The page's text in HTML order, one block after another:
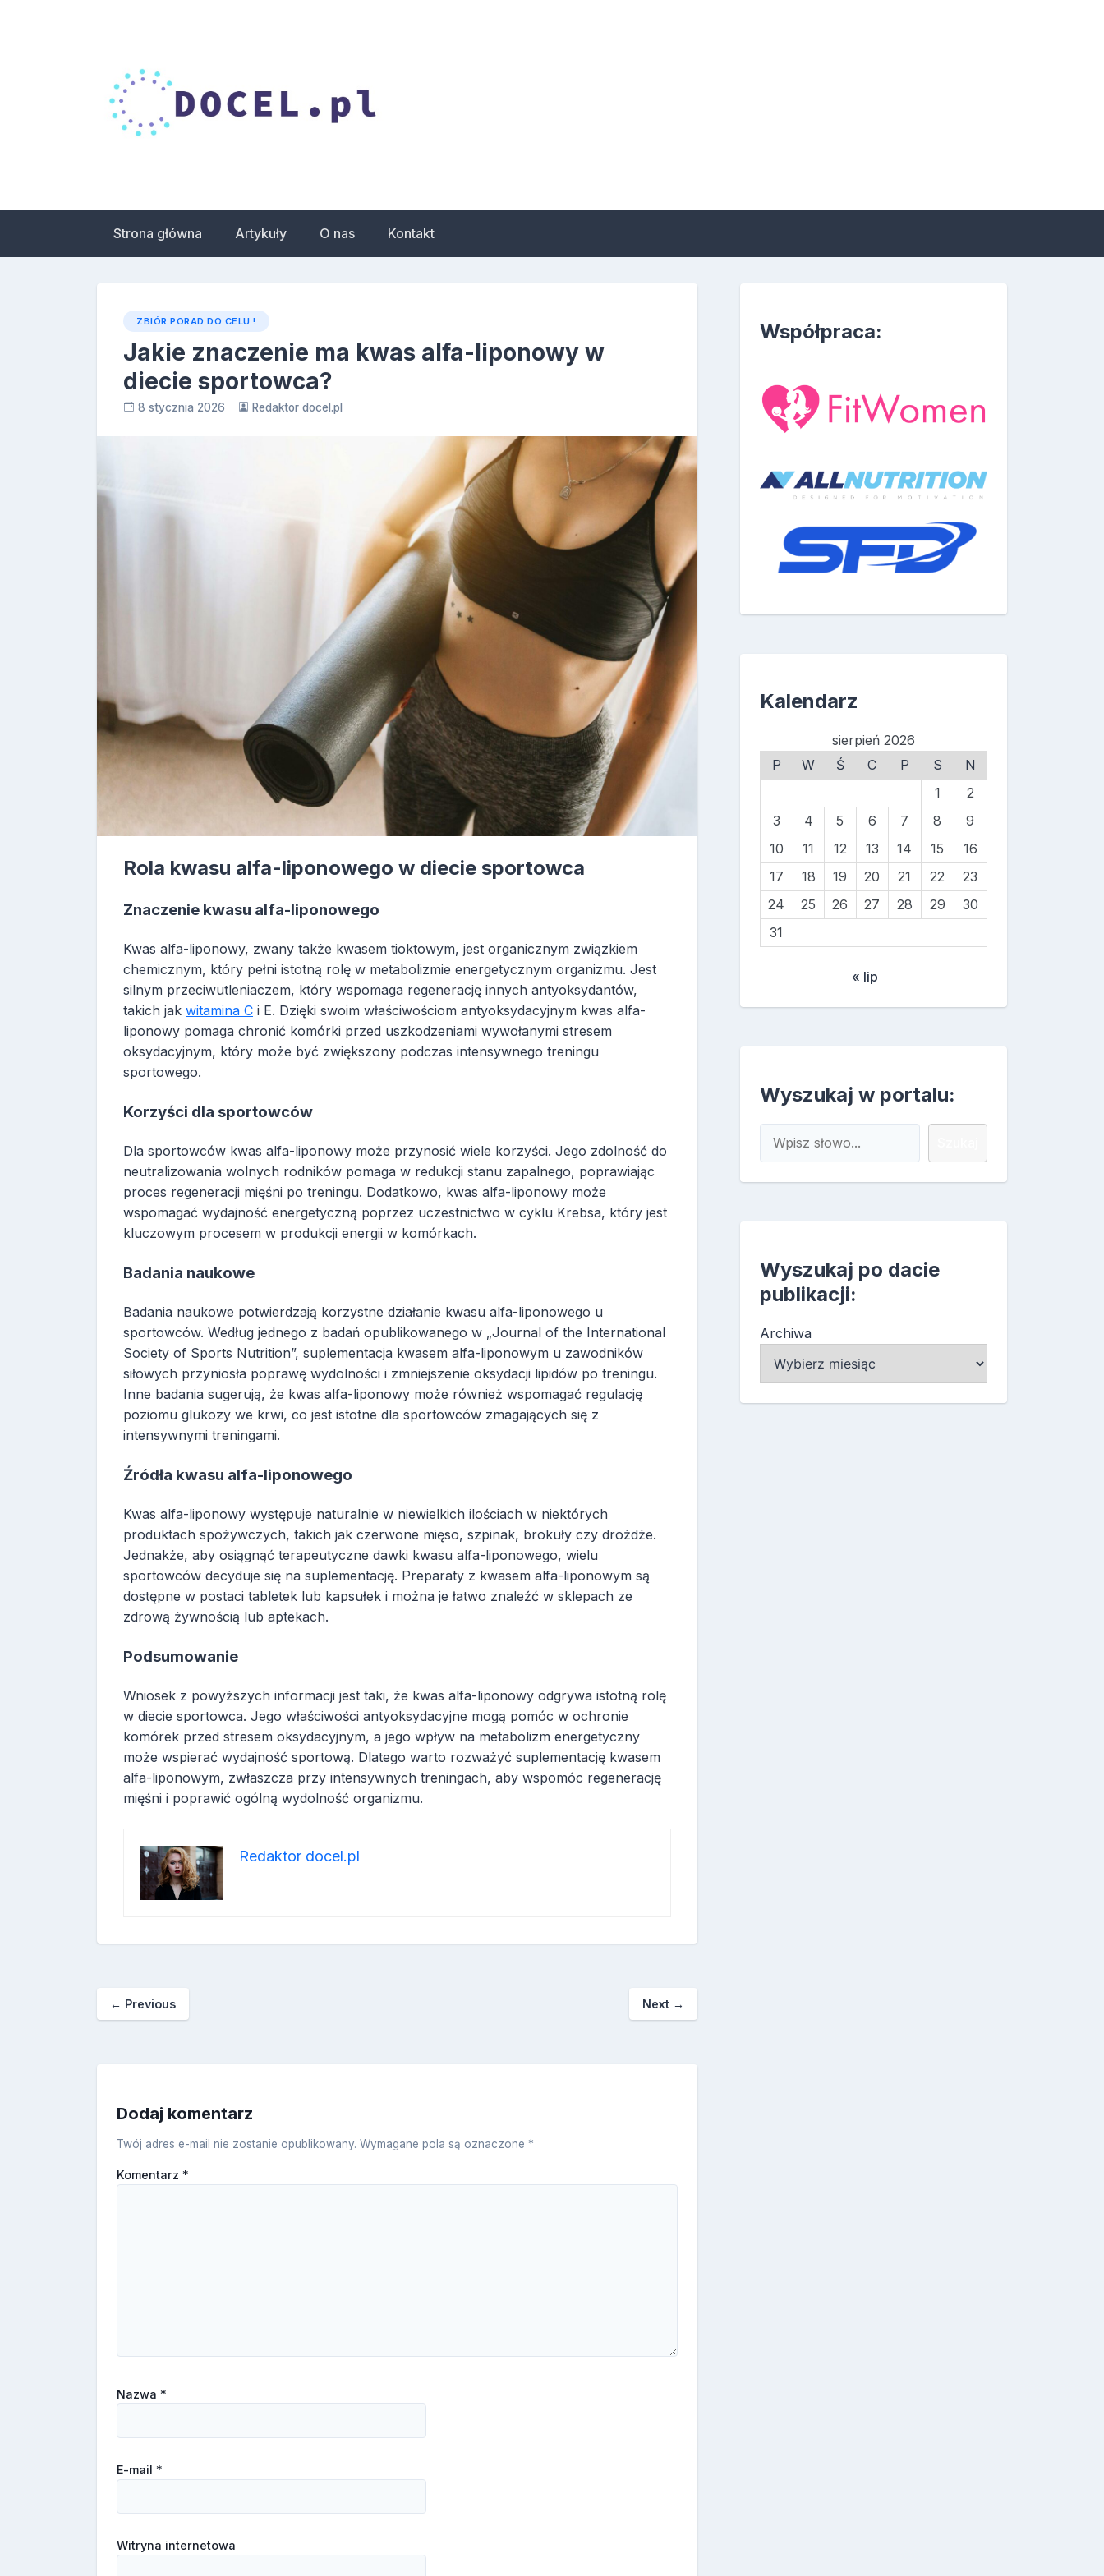
Droga do celu – zbiór porad dotyczących suplementacji i
zdrowia
Strona główna Artykuły O nas Kontakt
ZBIÓR PORAD DO CELU !
Jakie znaczenie ma kwas alfa-liponowy w
diecie sportowca?
8 stycznia 2026 Redaktor docel.pl
Rola kwasu alfa-liponowego w diecie sportowca
Znaczenie kwasu alfa-liponowego
Kwas alfa-liponowy, zwany także kwasem tioktowym, jest organicznym związkiem
chemicznym, który pełni istotną rolę w metabolizmie energetycznym organizmu. Jest
silnym przeciwutleniaczem, który wspomaga regenerację innych antyoksydantów,
takich jak witamina C i E. Dzięki swoim właściwościom antyoksydacyjnym kwas alfa-
liponowy pomaga chronić komórki przed uszkodzeniami wywołanymi stresem
oksydacyjnym, który może być zwiększony podczas intensywnego treningu
sportowego.
Korzyści dla sportowców
Dla sportowców kwas alfa-liponowy może przynosić wiele korzyści. Jego zdolność do
neutralizowania wolnych rodników pomaga w redukcji stanu zapalnego, poprawiając
proces regeneracji mięśni po treningu. Dodatkowo, kwas alfa-liponowy może
wspomagać wydajność energetyczną poprzez uczestnictwo w cyklu Krebsa, który jest
kluczowym procesem w produkcji energii w komórkach.
Badania naukowe
Badania naukowe potwierdzają korzystne działanie kwasu alfa-liponowego u
sportowców. Według jednego z badań opublikowanego w „Journal of the International
Society of Sports Nutrition”, suplementacja kwasem alfa-liponowym u zawodników
siłowych przyniosła poprawę wydolności i zmniejszenie oksydacji lipidów po treningu.
Inne badania sugerują, że kwas alfa-liponowy może również wspomagać regulację
poziomu glukozy we krwi, co jest istotne dla sportowców zmagających się z
intensywnymi treningami.
Źródła kwasu alfa-liponowego
Kwas alfa-liponowy występuje naturalnie w niewielkich ilościach w niektórych
produktach spożywczych, takich jak czerwone mięso, szpinak, brokuły czy drożdże.
Jednakże, aby osiągnąć terapeutyczne dawki kwasu alfa-liponowego, wielu
sportowców decyduje się na suplementację. Preparaty z kwasem alfa-liponowym są
dostępne w postaci tabletek lub kapsułek i można je łatwo znaleźć w sklepach ze
zdrową żywnością lub aptekach.
Podsumowanie
Wniosek z powyższych informacji jest taki, że kwas alfa-liponowy odgrywa istotną rolę
w diecie sportowca. Jego właściwości antyoksydacyjne mogą pomóc w ochronie
komórek przed stresem oksydacyjnym, a jego wpływ na metabolizm energetyczny
może wspierać wydajność sportową. Dlatego warto rozważyć suplementację kwasem
alfa-liponowym, zwłaszcza przy intensywnych treningach, aby wspomóc regenerację
mięśni i poprawić ogólną wydolność organizmu.
Redaktor docel.pl
← Previous Next →
Dodaj komentarz
Twój adres e-mail nie zostanie opublikowany. Wymagane pola są oznaczone *
Komentarz *
Nazwa *
E-mail *
Witryna internetowa
Współpraca:
Kalendarz
sierpień 2026
P
W Ś C P S
N
1
2
3
4 5 6 7 8
9
10
11 12 13 14 15
16
17
18 19 20 21 22
23
24
25 26 27 28 29
30
31
« lip
Wyszukaj w portalu:
Wyszukaj po dacie
publikacji:
Archiwa